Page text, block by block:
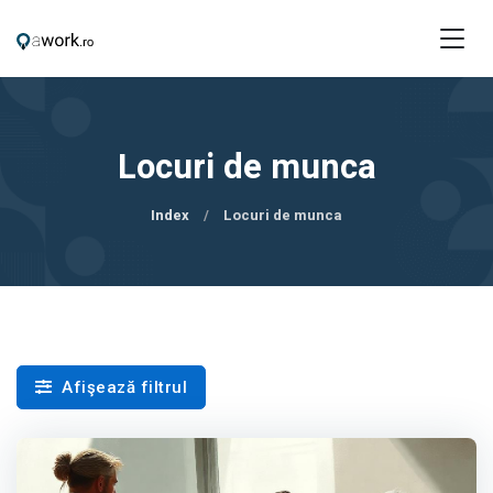
Locuri de munca
Index Locuri de munca
Afişează filtrul